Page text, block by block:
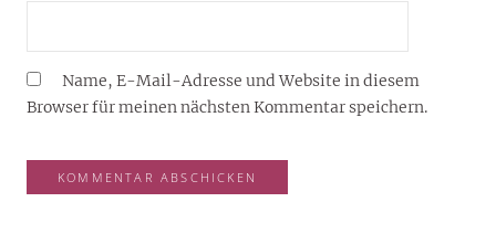
Name, E-Mail-Adresse und Website in diesem
Browser für meinen nächsten Kommentar speichern.